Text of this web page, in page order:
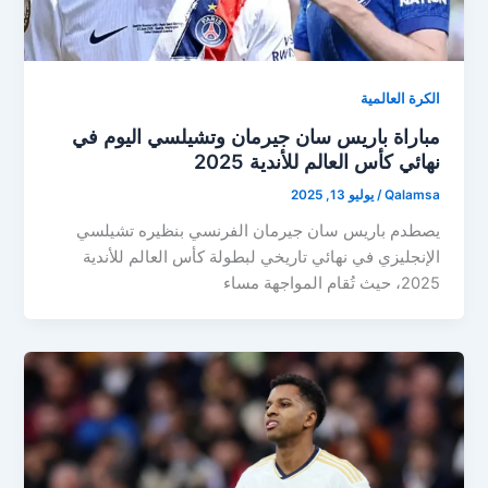
الكرة العالمية
مباراة باريس سان جيرمان وتشيلسي اليوم في
نهائي كأس العالم للأندية 2025
Qalamsa
/يوليو 13, 2025
يصطدم باريس سان جيرمان الفرنسي بنظيره تشيلسي
الإنجليزي في نهائي تاريخي لبطولة كأس العالم للأندية
2025، حيث تُقام المواجهة مساء